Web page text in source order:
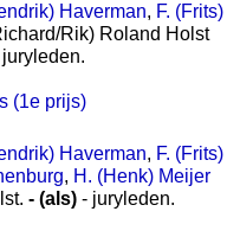
Haverman, F. (Frits)
Rik) Roland Holst
(1e prijs)
Haverman, F. (Frits)
, H. (Henk) Meijer
- (als) - juryleden.